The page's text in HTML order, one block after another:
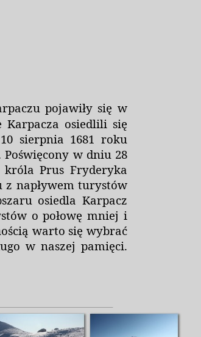
pojawiły się w
Karpacza osiedlili się
sierpnia 1681 roku
Poświęcony w dniu 28
króla Prus Fryderyka
z napływem turystów
osiedla Karpacz
o połowę mniej i
warto się wybrać
w naszej pamięci.